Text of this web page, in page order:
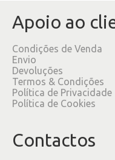
Apoio ao
Condições de Venda
Envio
Devoluções
Termos & Condições
Política de Privacidade
Política de Cookies
Contactos